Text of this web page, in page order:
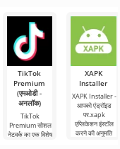
एक व्यावसायिक
घटक का एक सफल
TikTok
Premium
(एमओडी -
अनलॉक)
TikTok
Premium सोशल
नेटवर्क का एक विशेष
XAPK
Installer
XAPK Installer -
आपको एंड्रॉइड
पर.xapk
एप्लिकेशन इंस्टॉल
करने की अनुमति